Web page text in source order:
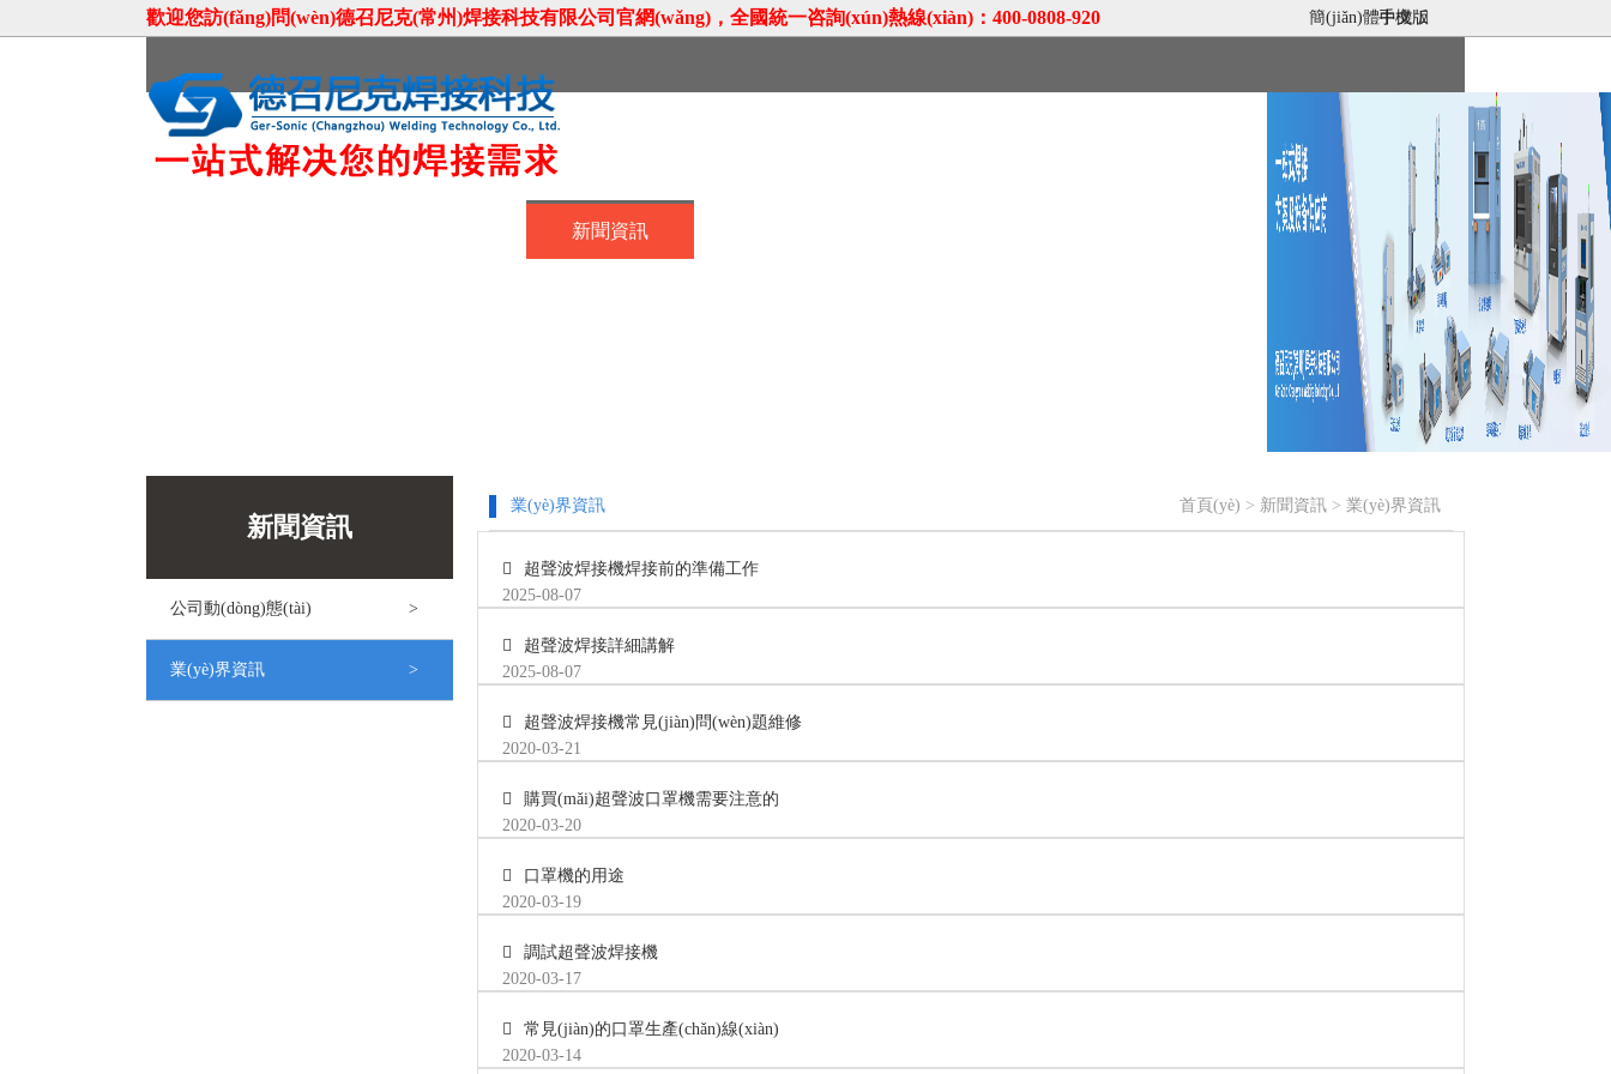
歡迎您訪(fǎng)問(wèn)德召尼克(常州)焊接科技有限公司官網(wǎng)，全國統一咨詢(xún)熱線(xiàn)：400-0808-920 簡(jiǎn)體中文
手機版
新聞資訊
新聞資訊
公司動(dòng)態(tài)
業(yè)界資訊
業(yè)界資訊 首頁(yè) > 新聞資訊 > 業(yè)界資訊
超聲波焊接機焊接前的準備工作
2025-08-07
超聲波焊接詳細講解
2025-08-07
超聲波焊接機常見(jiàn)問(wèn)題維修
2020-03-21
購買(mǎi)超聲波口罩機需要注意的
2020-03-20
口罩機的用途
2020-03-19
調試超聲波焊接機
2020-03-17
常見(jiàn)的口罩生產(chǎn)線(xiàn)
2020-03-14